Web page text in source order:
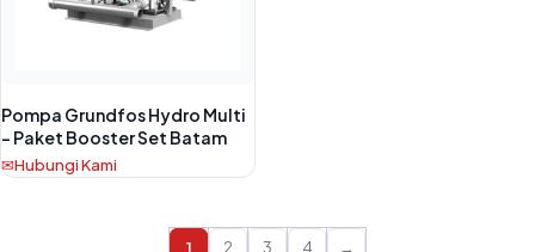
Pompa Grundfos Hydro Multi
– Paket Booster Set Batam
Hubungi Kami
1 2 3 4 →